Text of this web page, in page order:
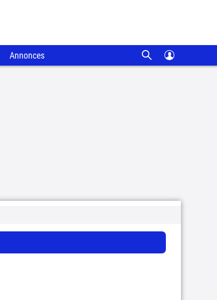
Annonces